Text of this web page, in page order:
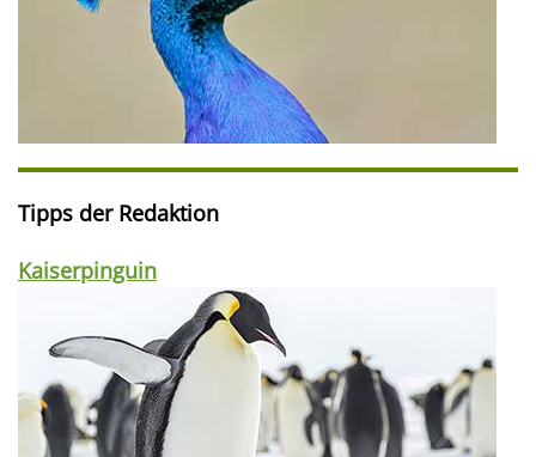
Tipps der Redaktion
Kaiserpinguin